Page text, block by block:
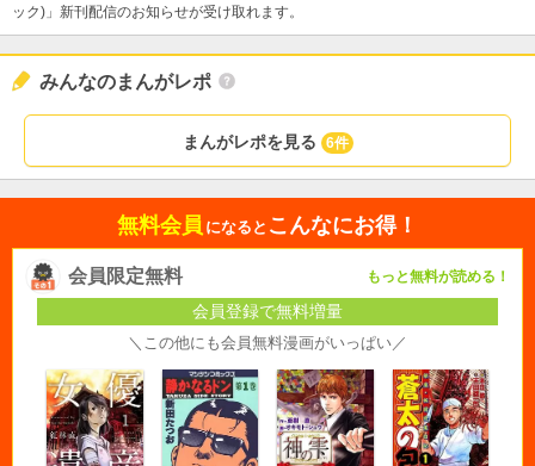
ック)」新刊配信のお知らせが受け取れます。
みんなのまんがレポ
まんがレポを見る 6件
無料会員 になると こんなにお得！
会員限定無料 もっと無料が読める！
会員登録で無料増量
＼この他にも会員無料漫画がいっぱい／